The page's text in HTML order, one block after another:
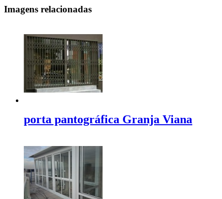
Imagens relacionadas
porta pantográfica Granja Viana